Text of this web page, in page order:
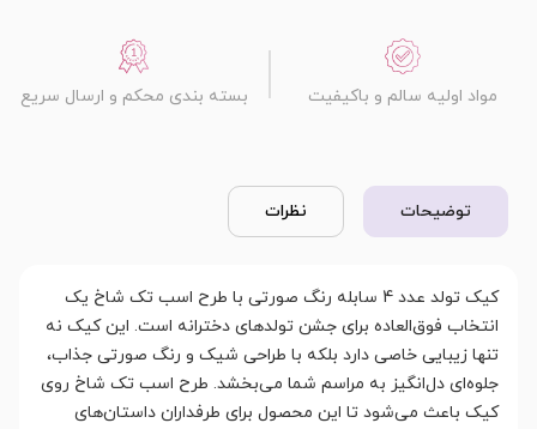
مواد اولیه سالم و باکیفیت بسته بندی محکم و ارسال سریع
توضیحات نظرات
کیک تولد عدد 4 سابله رنگ صورتی با طرح اسب تک شاخ یک
انتخاب فوق‌العاده برای جشن تولدهای دخترانه است. این کیک نه
تنها زیبایی خاصی دارد بلکه با طراحی شیک و رنگ صورتی جذاب،
جلوه‌ای دل‌انگیز به مراسم شما می‌بخشد. طرح اسب تک شاخ روی
کیک باعث می‌شود تا این محصول برای طرفداران داستان‌های